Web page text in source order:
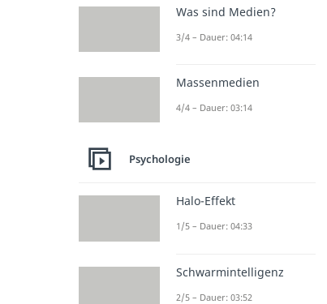
Was sind Medien?
3/4 – Dauer: 04:14
Massenmedien
4/4 – Dauer: 03:14
Psychologie
Halo-Effekt
1/5 – Dauer: 04:33
Schwarmintelligenz
2/5 – Dauer: 03:52